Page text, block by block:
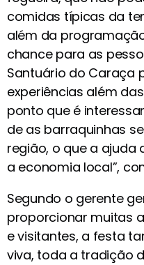
comidas típicas da
além da
chance para as
Santuário do Caraça
experiências além
ponto que é
de as barraquinhas
região, o que a ajuda
a economia local”,
Segundo o gerente
proporcionar muitas
e visitantes, a festa
viva, toda a tradição